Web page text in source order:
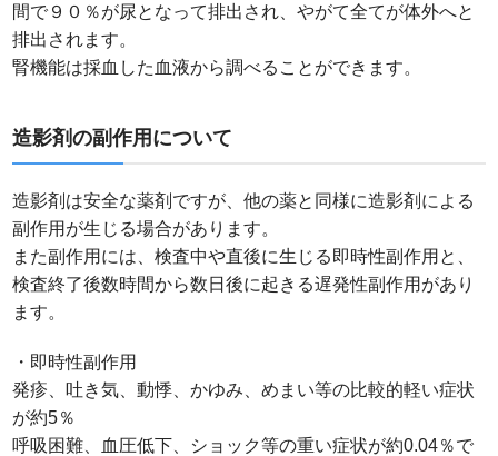
間で９０％が尿となって排出され、やがて全てが体外へと
排出されます。
腎機能は採血した血液から調べることができます。
造影剤の副作用について
造影剤は安全な薬剤ですが、他の薬と同様に造影剤による
副作用が生じる場合があります。
また副作用には、検査中や直後に生じる即時性副作用と、
検査終了後数時間から数日後に起きる遅発性副作用があり
ます。
・即時性副作用
発疹、吐き気、動悸、かゆみ、めまい等の比較的軽い症状
が約5％
呼吸困難、血圧低下、ショック等の重い症状が約0.04％で